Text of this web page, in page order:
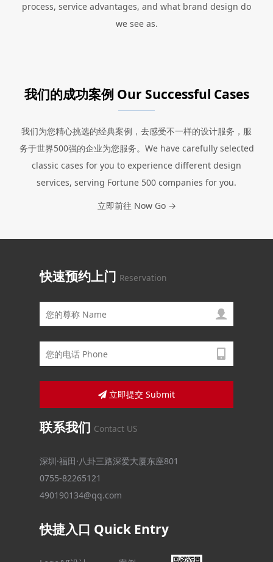
process, service advantages, and what brand design do
we see as.
我们的成功案例 Our Successful Cases
我们为您精心挑选的经典案例，去感受不一样的设计服务，服
务于世界500强的企业为您服务。We have carefully selected
classic cases for you to experience different design
services, serving Fortune 500 companies for you.
立即前往 Now Go →
快速预约上门 Reservation
立即提交 Submit
联系我们 Contact US
深圳·福田·八卦三路深爱大厦东座801
0755-82265121
490190134@qq.com
快捷入口 Quick Entry